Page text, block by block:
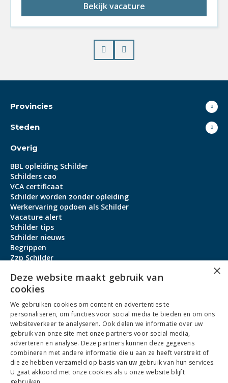
Bekijk vacature
Prev
Provincies
Steden
Overig
BBL opleiding Schilder
Schilders cao
VCA certificaat
Schilder worden zonder opleiding
Werkervaring opdoen als Schilder
Vacature alert
Schilder tips
Schilder nieuws
Begrippen
Zzp Schilder
Contact
Over ons
service@schildervacature.nl
088-7060801
Facebook
YoutubeLinkedInInstagram
×
Deze website maakt gebruik van
cookies
We gebruiken cookies om content en advertenties te
personaliseren, om functies voor social media te bieden en om ons
websiteverkeer te analyseren. Ook delen we informatie over uw
gebruik van onze site met onze partners voor social media,
adverteren en analyse. Deze partners kunnen deze gegevens
combineren met andere informatie die u aan ze heeft verstrekt of
die ze hebben verzameld op basis van uw gebruik van hun services.
U gaat akkoord met onze cookies als u onze website blijft